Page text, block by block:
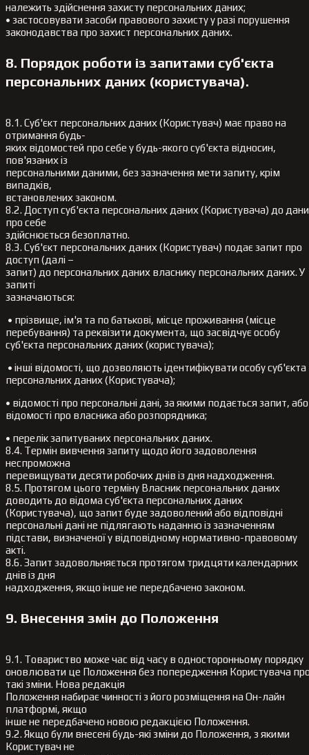
належить здійснення захисту персональних даних;
• застосовувати засоби правового захисту у разі порушення
законодавства про захист персональних даних.
8. Порядок роботи із запитами суб'єкта
персональних даних (користувача).
8.1. Суб'єкт персональних даних (Користувач) має право на
отримання будь-
яких відомостей про себе у будь-якого суб'єкта відносин,
пов'язаних із
персональними даними, без зазначення мети запиту, крім
випадків,
встановлених законом.
8.2. Доступ суб'єкта персональних даних (Користувача) до
про себе
здійснюється безоплатно.
8.3. Суб'єкт персональних даних (Користувач) подає запит про
доступ (далі –
запит) до персональних даних власнику персональних даних. У
запиті
зазначаються:
• прізвище, ім'я та по батькові, місце проживання (місце
перебування) та реквізити документа, що засвідчує особу
суб'єкта персональних даних (користувача);
• інші відомості, що дозволяють ідентифікувати особу суб'єкта
персональних даних (Користувача);
• відомості про персональні дані, за якими подається запит, або
відомості про власника або розпорядника;
• перелік запитуваних персональних даних.
8.4. Термін вивчення запиту щодо його задоволення
неспроможна
перевищувати десяти робочих днів із дня надходження.
8.5. Протягом цього терміну Власник персональних даних
доводить до відома суб'єкта персональних даних
(Користувача), що запит буде задоволений або відповідні
персональні дані не підлягають наданню із зазначенням
підстави, визначеної у відповідному нормативно-правовому
акті.
8.6. Запит задовольняється протягом тридцяти календарних
днів із дня
надходження, якщо інше не передбачено законом.
9. Внесення змін до Положення
9.1. Товариство може час від часу в односторонньому порядку
оновлювати це Положення без попередження Користувача
такі зміни. Нова редакція
Положення набирає чинності з його розміщення на Он-лайн
платформі, якщо
інше не передбачено новою редакцією Положення.
9.2. Якщо були внесені будь-які зміни до Положення, з якими
Користувач не